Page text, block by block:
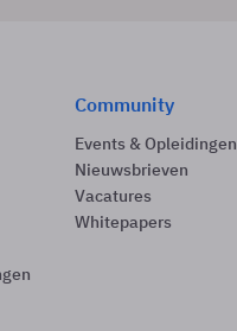
Community
Events & Opleidingen
Nieuwsbrieven
Vacatures
Whitepapers